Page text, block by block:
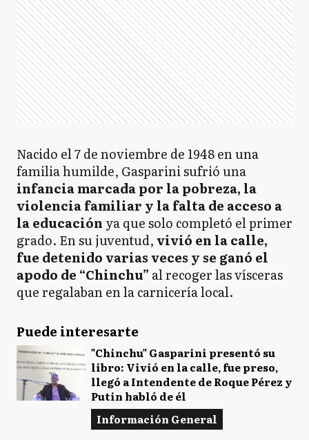
Nacido el 7 de noviembre de 1948 en una
familia humilde, Gasparini sufrió una
infancia marcada por la pobreza, la
violencia familiar y la falta de acceso a
la educación ya que solo completó el primer
grado. En su juventud,vivió en la calle,
fue detenido varias veces y se ganó el
apodo de “Chinchu” al recoger las vísceras
que regalaban en la carnicería local.
Puede interesarte
"Chinchu" Gasparini presentó su
libro: Vivió en la calle, fue preso,
llegó a Intendente de Roque Pérez y
Putin habló de él
Información General